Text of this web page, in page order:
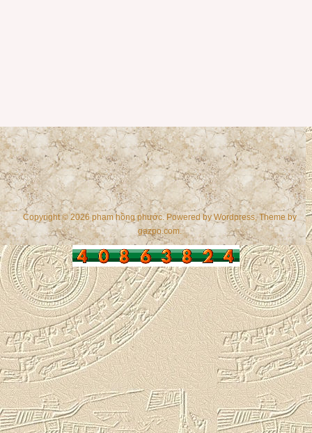
Copyright © 2026 phạm hồng phước. Powered byWordpress , Theme by
gazpo.com.